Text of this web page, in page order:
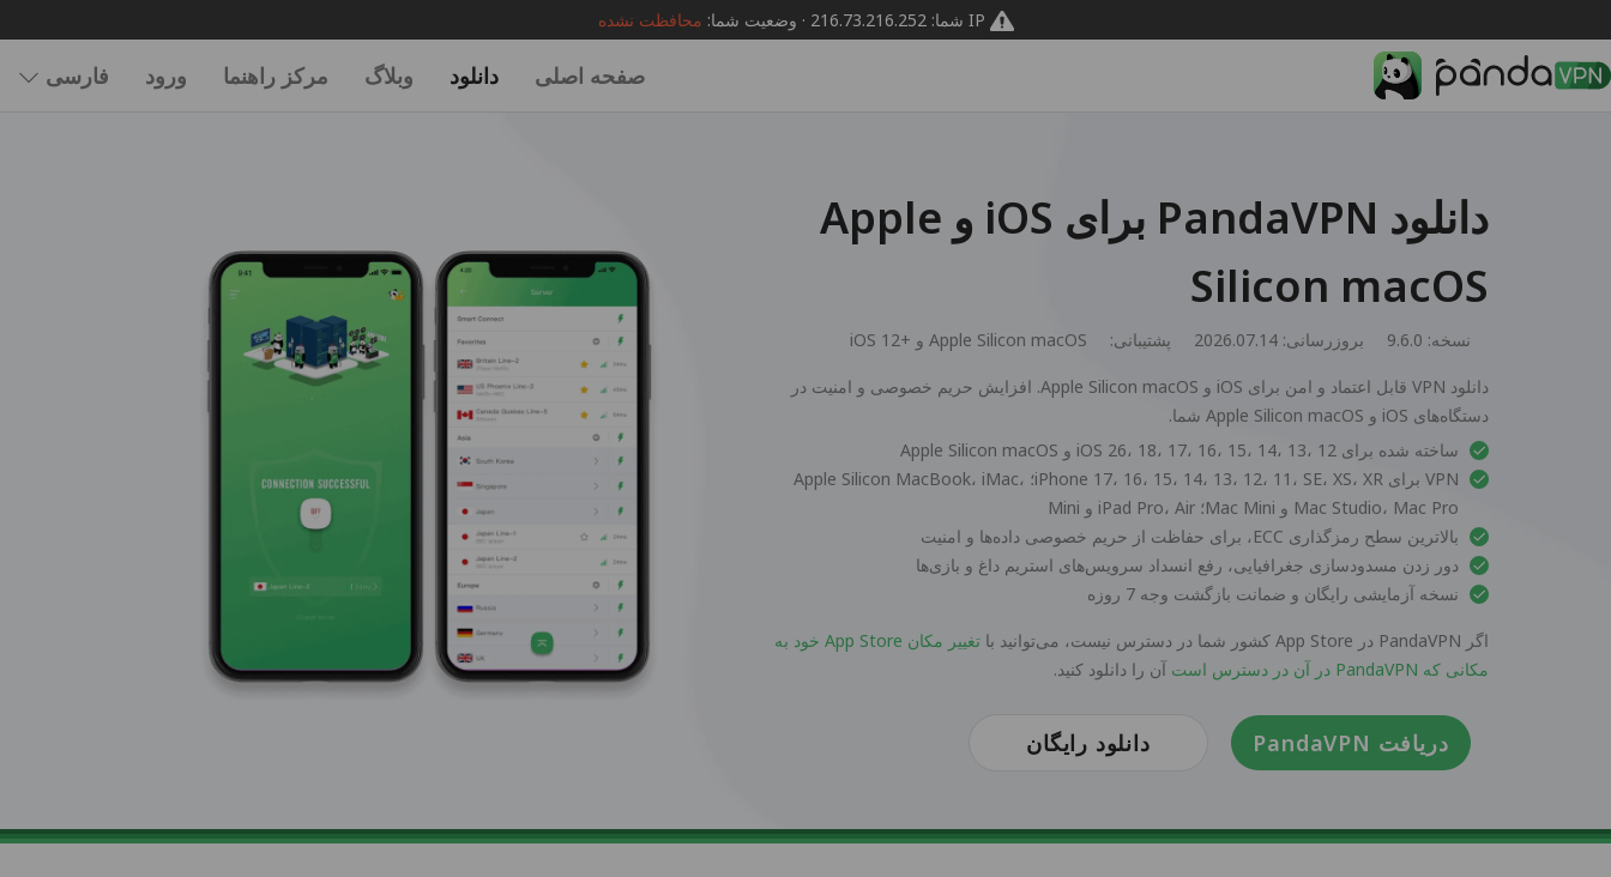
IP شما: 216.73.216.252 · وضعیت شما: محافظت نشده
صفحه اصلی دانلود وبلاگ مرکز راهنما ورود فارسی
دانلود PandaVPN برای iOS و Apple
Silicon macOS
نسخه: 9.6.0 بروزرسانی: 2026.07.14 پشتیبانی: iOS 12+ و Apple Silicon macOS
دانلود VPN قابل اعتماد و امن برای iOS و Apple Silicon macOS. افزایش حریم خصوصی و امنیت در
دستگاه‌های iOS و Apple Silicon macOS شما.
ساخته شده برای iOS 26، 18، 17، 16، 15، 14، 13، 12 و Apple Silicon macOS
VPN برای iPhone 17، 16، 15، 14، 13، 12، 11، SE، XS، XR؛ Apple Silicon MacBook، iMac،
Mac Studio، Mac Pro و Mac Mini؛ iPad Pro، Air و Mini
بالاترین سطح رمزگذاری ECC، برای حفاظت از حریم خصوصی داده‌ها و امنیت
دور زدن مسدودسازی جغرافیایی، رفع انسداد سرویس‌های استریم داغ و بازی‌ها
نسخه آزمایشی رایگان و ضمانت بازگشت وجه 7 روزه
اگر PandaVPN در App Store کشور شما در دسترس نیست، می‌توانید با
تغییر مکان App Store خود به
مکانی که PandaVPN در آن در دسترس است
آن را دانلود کنید.
دریافت PandaVPN دانلود رایگان